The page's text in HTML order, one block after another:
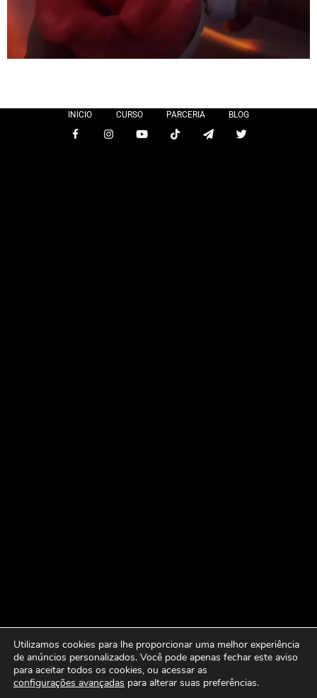
INICIO CURSO PARCERIA BLOG
Utilizamos cookies para lhe proporcionar uma melhor experiência
de anúncios personalizados. Você pode apenas fechar este aviso
para aceitar todos os cookies, ou acessar as
configurações avançadas para alterar suas preferências.